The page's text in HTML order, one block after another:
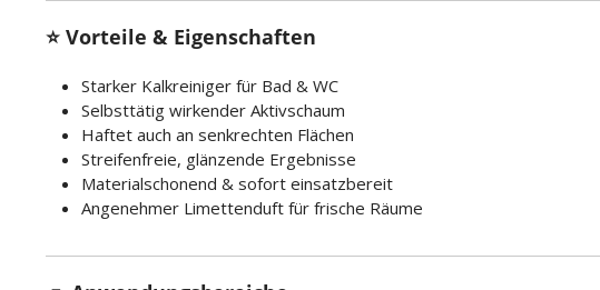
⭐ Vorteile & Eigenschaften
Starker Kalkreiniger für Bad & WC
Selbsttätig wirkender Aktivschaum
Haftet auch an senkrechten Flächen
Streifenfreie, glänzende Ergebnisse
Materialschonend & sofort einsatzbereit
Angenehmer Limettenduft für frische Räume